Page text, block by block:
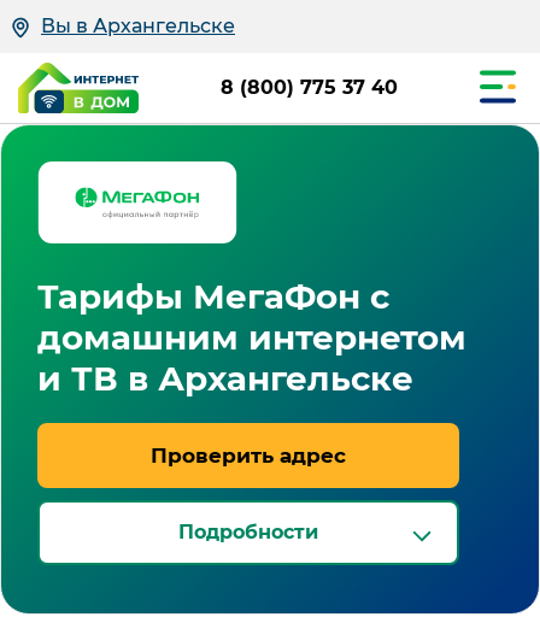
Вы в Архангельске
8 (800) 775 37 40
Тарифы МегаФон с
домашним интернетом
и ТВ в Архангельске
Проверить адрес
Подробности